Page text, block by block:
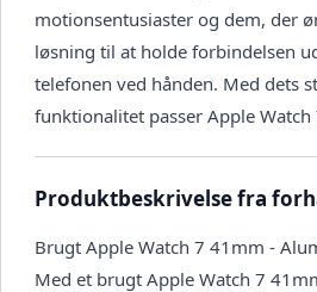
motionsentusiaster og dem, der
løsning til at holde forbindelsen
telefonen ved hånden. Med dets
funktionalitet passer Apple
Produktbeskrivelse fra
Brugt Apple Watch 7 41mm -
Med et brugt Apple Watch 7